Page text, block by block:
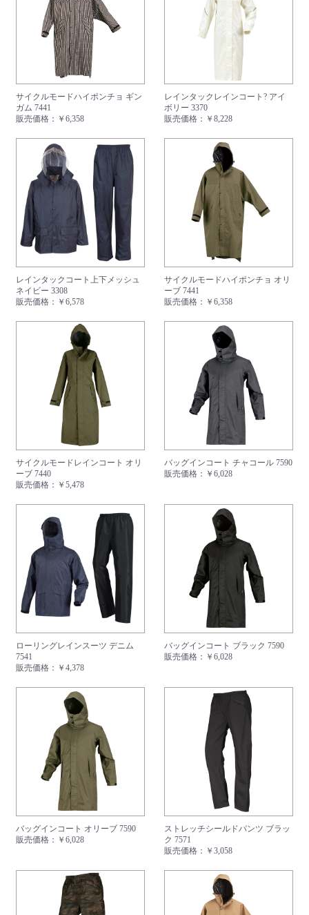
サイクルモードハイポンチョ ギン
ガム 7441
販売価格： ￥6,358
レインタックレインコート? アイ
ボリー 3370
販売価格： ￥8,228
レインタックコート上下メッシュ
ネイビー 3308
販売価格： ￥6,578
サイクルモードハイポンチョ オリ
ーブ 7441
販売価格： ￥6,358
サイクルモードレインコート オリ
ーブ 7440
販売価格： ￥5,478
バッグインコート チャコール 7590
販売価格： ￥6,028
ローリングレインスーツ デニム
7541
販売価格： ￥4,378
バッグインコート ブラック 7590
販売価格： ￥6,028
バッグインコート オリーブ 7590
販売価格： ￥6,028
ストレッチシールドパンツ ブラッ
ク 7571
販売価格： ￥3,058
お買い物を続ける カートへ進む